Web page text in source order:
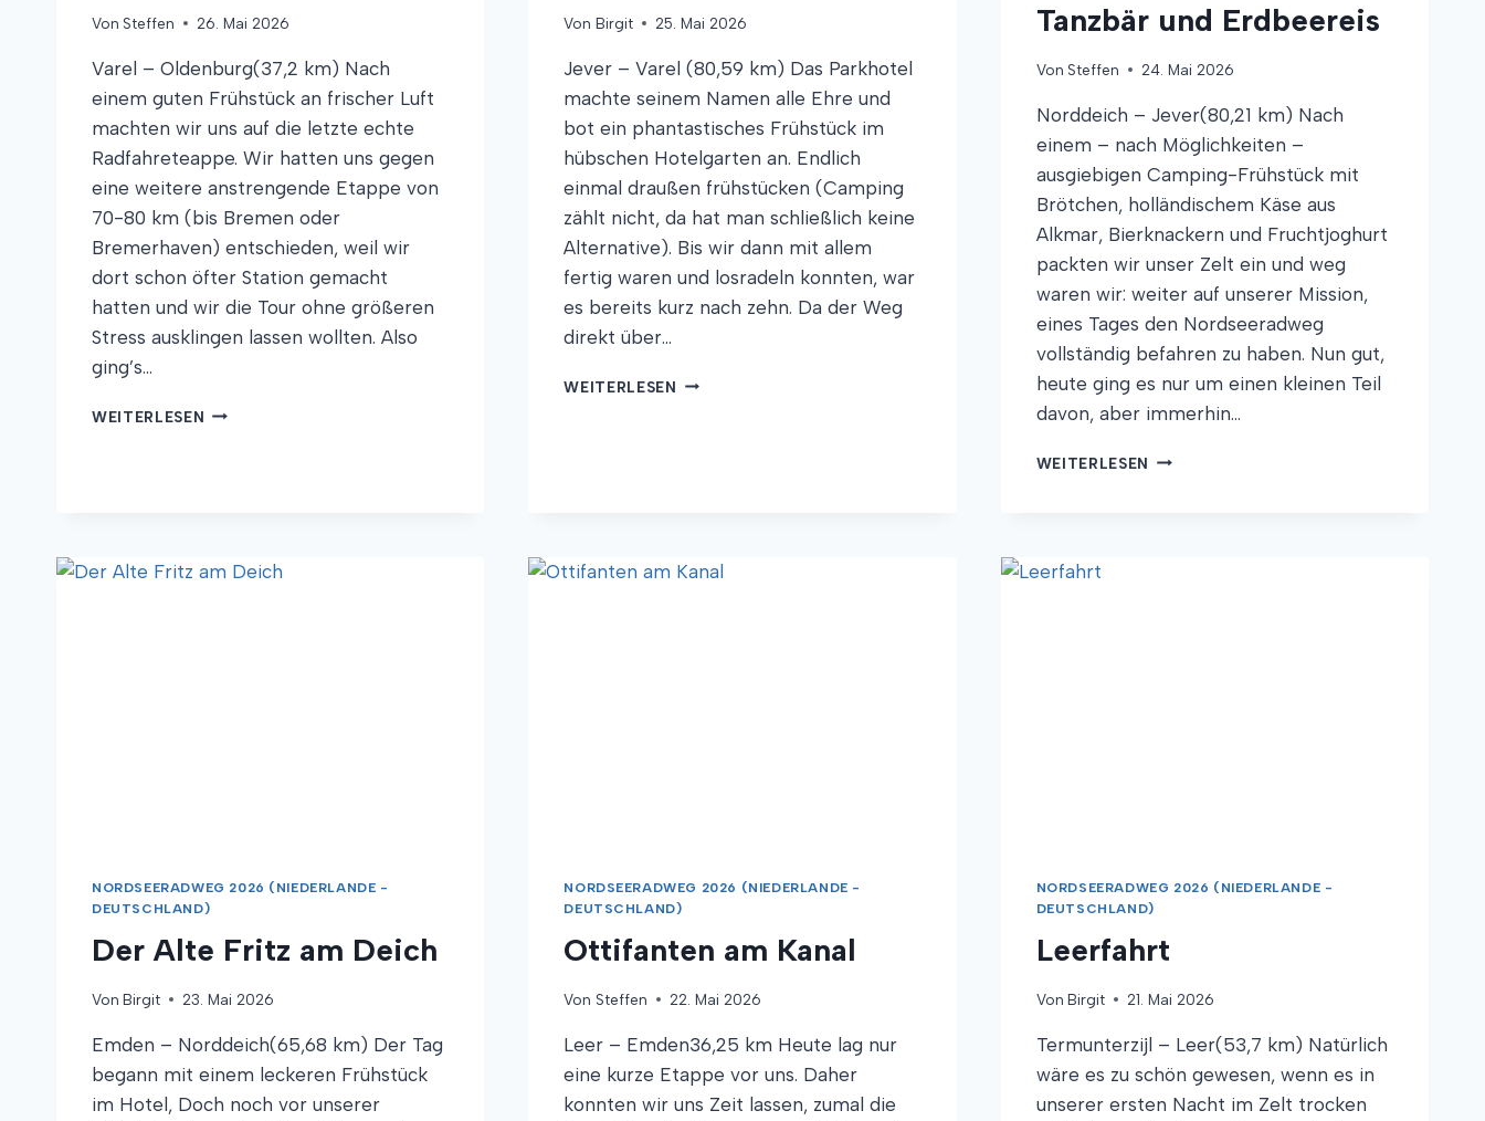
Von Steffen 26. Mai 2026
Varel – Oldenburg(37,2 km) Nach
einem guten Frühstück an frischer Luft
machten wir uns auf die letzte echte
Radfahreteappe. Wir hatten uns gegen
eine weitere anstrengende Etappe von
70-80 km (bis Bremen oder
Bremerhaven) entschieden, weil wir
dort schon öfter Station gemacht
hatten und wir die Tour ohne größeren
Stress ausklingen lassen wollten. Also
ging’s…
WEITERLESEN DER
Von Birgit 25. Mai 2026
Jever – Varel (80,59 km) Das Parkhotel
machte seinem Namen alle Ehre und
bot ein phantastisches Frühstück im
hübschen Hotelgarten an. Endlich
einmal draußen frühstücken (Camping
zählt nicht, da hat man schließlich keine
Alternative). Bis wir dann mit allem
fertig waren und losradeln konnten, war
es bereits kurz nach zehn. Da der Weg
direkt über…
WEITERLESEN GEDÖNS
Tanzbär und Erdbeereis
Von Steffen 24. Mai 2026
Norddeich – Jever(80,21 km) Nach
einem – nach Möglichkeiten –
ausgiebigen Camping-Frühstück mit
Brötchen, holländischem Käse aus
Alkmar, Bierknackern und Fruchtjoghurt
packten wir unser Zelt ein und weg
waren wir: weiter auf unserer Mission,
eines Tages den Nordseeradweg
vollständig befahren zu haben. Nun gut,
heute ging es nur um einen kleinen Teil
davon, aber immerhin…
WEITERLESEN FRIESENHÄUPTLING,
NORDSEERADWEG 2026 (NIEDERLANDE -
DEUTSCHLAND)
Der Alte Fritz am Deich
Von Birgit 23. Mai 2026
Emden – Norddeich(65,68 km) Der Tag
begann mit einem leckeren Frühstück
im Hotel, Doch noch vor unserer
NORDSEERADWEG 2026 (NIEDERLANDE -
DEUTSCHLAND)
Ottifanten am Kanal
Von Steffen 22. Mai 2026
Leer – Emden36,25 km Heute lag nur
eine kurze Etappe vor uns. Daher
konnten wir uns Zeit lassen, zumal die
NORDSEERADWEG 2026 (NIEDERLANDE -
DEUTSCHLAND)
Leerfahrt
Von Birgit 21. Mai 2026
Termunterzijl – Leer(53,7 km) Natürlich
wäre es zu schön gewesen, wenn es in
unserer ersten Nacht im Zelt trocken